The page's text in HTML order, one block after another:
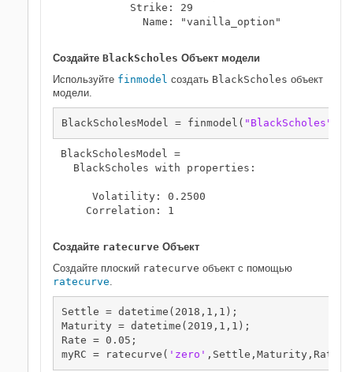
           Strike: 29
             Name: "vanilla_option"
Создайте BlackScholes Объект модели
Используйте finmodel создать BlackScholes объект
модели.
BlackScholesModel = finmodel( "BlackScholes"
BlackScholesModel =
  BlackScholes with properties:
     Volatility: 0.2500
    Correlation: 1
Создайте ratecurve Объект
Создайте плоский ratecurve объект с помощью
ratecurve.
Settle = datetime(2018,1,1);
Maturity = datetime(2019,1,1);
Rate = 0.05;
myRC = ratecurve( 'zero' ,Settle,Maturity,Rate,